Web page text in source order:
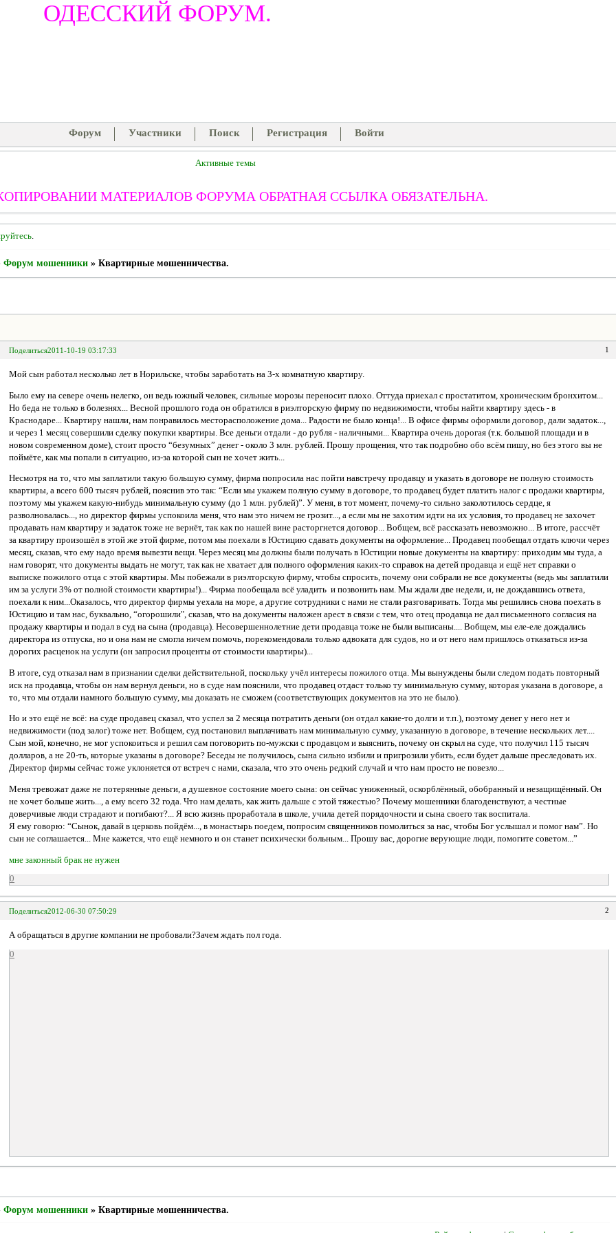
ОДЕССКИЙ ФОРУМ.
Форум Участники Поиск Регистрация Войти
Активные темы
МАТЕРИАЛОВ ФОРУМА ОБРАТНАЯ ССЫЛКА ОБЯЗАТЕЛЬНА.
.
Форум мошенники » Квартирные мошенничества.
Поделиться 1
2011-10-19 03:17:33
Мой сын работал несколько лет в Норильске, чтобы заработать на 3-х комнатную квартиру.
Было ему на севере очень нелегко, он ведь южный человек, сильные морозы переносит плохо. Оттуда приехал с простатитом, хроническим бронхитом...
Но беда не только в болезнях... Весной прошлого года он обратился в риэлторскую фирму по недвижимости, чтобы найти квартиру здесь - в
Краснодаре... Квартиру нашли, нам понравилось месторасположение дома... Радости не было конца!... В офисе фирмы оформили договор, дали задаток...,
и через 1 месяц совершили сделку покупки квартиры. Все деньги отдали - до рубля - наличными... Квартира очень дорогая (т.к. большой площади и в
новом современном доме), стоит просто “безумных” денег - около 3 млн. рублей. Прошу прощения, что так подробно обо всём пишу, но без этого вы не
поймёте, как мы попали в ситуацию, из-за которой сын не хочет жить...
Несмотря на то, что мы заплатили такую большую сумму, фирма попросила нас пойти навстречу продавцу и указать в договоре не полную стоимость
квартиры, а всего 600 тысяч рублей, пояснив это так: “Если мы укажем полную сумму в договоре, то продавец будет платить налог с продажи квартиры,
поэтому мы укажем какую-нибудь минимальную сумму (до 1 млн. рублей)”. У меня, в тот момент, почему-то сильно заколотилось сердце, я
разволновалась..., но директор фирмы успокоила меня, что нам это ничем не грозит..., а если мы не захотим идти на их условия, то продавец не захочет
продавать нам квартиру и задаток тоже не вернёт, так как по нашей вине расторгнется договор... Вобщем, всё рассказать невозможно... В итоге, рассчёт
за квартиру произошёл в этой же этой фирме, потом мы поехали в Юстицию сдавать документы на оформление... Продавец пообещал отдать ключи через
месяц, сказав, что ему надо время вывезти вещи. Через месяц мы должны были получать в Юстиции новые документы на квартиру: приходим мы туда, а
нам говорят, что документы выдать не могут, так как не хватает для полного оформления каких-то справок на детей продавца и ещё нет справки о
выписке пожилого отца с этой квартиры. Мы побежали в риэлторскую фирму, чтобы спросить, почему они собрали не все документы (ведь мы заплатили
им за услуги 3% от полной стоимости квартиры!)... Фирма пообещала всё уладить и позвонить нам. Мы ждали две недели, и, не дождавшись ответа,
поехали к ним...Оказалось, что директор фирмы уехала на море, а другие сотрудники с нами не стали разговаривать. Тогда мы решились снова поехать в
Юстицию и там нас, буквально, “огорошили", сказав, что на документы наложен арест в связи с тем, что отец продавца не дал письменного согласия на
продажу квартиры и подал в суд на сына (продавца). Несовершеннолетние дети продавца тоже не были выписаны.... Вобщем, мы еле-еле дождались
директора из отпуска, но и она нам не смогла ничем помочь, порекомендовала только адвоката для судов, но и от него нам пришлось отказаться из-за
дорогих расценок на услуги (он запросил проценты от стоимости квартиры)...
В итоге, суд отказал нам в признании сделки действительной, поскольку учёл интересы пожилого отца. Мы вынуждены были следом подать повторный
иск на продавца, чтобы он нам вернул деньги, но в суде нам пояснили, что продавец отдаст только ту минимальную сумму, которая указана в договоре, а
то, что мы отдали намного большую сумму, мы доказать не сможем (соответствующих документов на это не было).
Но и это ещё не всё: на суде продавец сказал, что успел за 2 месяца потратить деньги (он отдал какие-то долги и т.п.), поэтому денег у него нет и
недвижимости (под залог) тоже нет. Вобщем, суд постановил выплачивать нам минимальную сумму, указанную в договоре, в течение нескольких лет....
Сын мой, конечно, не мог успокоиться и решил сам поговорить по-мужски с продавцом и выяснить, почему он скрыл на суде, что получил 115 тысяч
долларов, а не 20-ть, которые указаны в договоре? Беседы не получилось, сына сильно избили и пригрозили убить, если будет дальше преследовать их.
Директор фирмы сейчас тоже уклоняется от встреч с нами, сказала, что это очень редкий случай и что нам просто не повезло...
Меня тревожат даже не потерянные деньги, а душевное состояние моего сына: он сейчас униженный, оскорблённый, обобранный и незащищённый. Он
не хочет больше жить..., а ему всего 32 года. Что нам делать, как жить дальше с этой тяжестью? Почему мошенники благоденствуют, а честные
доверчивые люди страдают и погибают?... Я всю жизнь проработала в школе, учила детей порядочности и сына своего так воспитала.
Я ему говорю: “Сынок, давай в церковь пойдём..., в монастырь поедем, попросим священников помолиться за нас, чтобы Бог услышал и помог нам”. Но
сын не соглашается... Мне кажется, что ещё немного и он станет психически больным... Прошу вас, дорогие верующие люди, помогите советом...”
мне законный брак не нужен
0
Поделиться 2
2012-06-30 07:50:29
А обращаться в другие компании не пробовали?Зачем ждать пол года.
0
Форум мошенники » Квартирные мошенничества.